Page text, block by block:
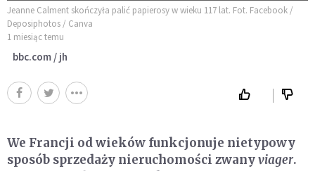
Jeanne Calment skończyła palić papierosy w wieku 117 lat. Fot. Facebook /
Deposiphotos / Canva
1 miesiąc temu
bbc.com / jh
We Francji od wieków funkcjonuje nietypowy
sposób sprzedaży nieruchomości zwanyviager.